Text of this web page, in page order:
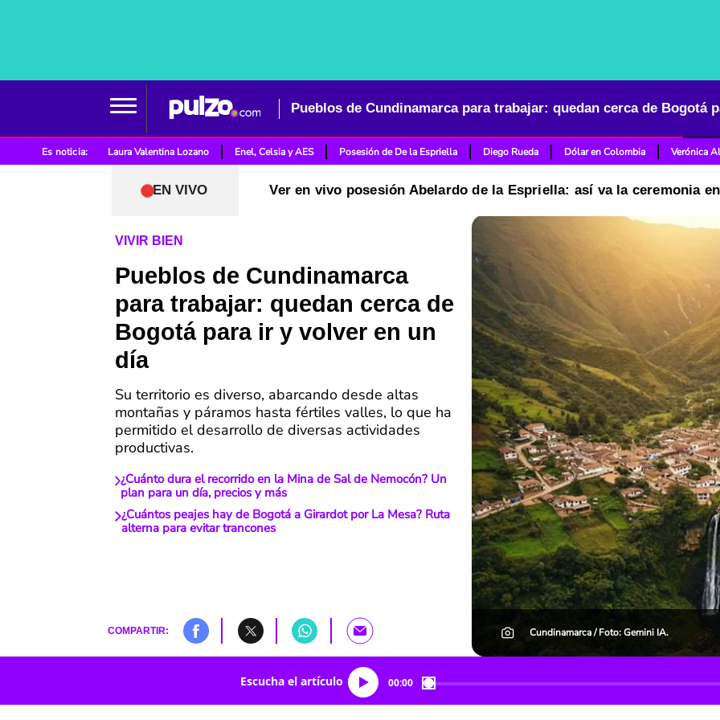
Es noticia: Laura Valentina Lozano Enel, Celsia y AES Posesión de De la Espriella Diego Rueda Dólar en Colombia Verónica
EN VIVO Ver en vivo posesión Abelardo de la Espriella: así va la ceremonia
VIVIR BIEN
Pueblos de Cundinamarca
para trabajar: quedan cerca de
Bogotá para ir y volver en un
día
Su territorio es diverso, abarcando desde altas
montañas y páramos hasta fértiles valles, lo que ha
permitido el desarrollo de diversas actividades
productivas.
¿Cuánto dura el recorrido en la Mina de Sal de Nemocón? Un
plan para un día, precios y más
¿Cuántos peajes hay de Bogotá a Girardot por La Mesa? Ruta
alterna para evitar trancones
COMPARTIR: Cundinamarca / Foto: Gemini IA.
Escucha el artículo 00:00